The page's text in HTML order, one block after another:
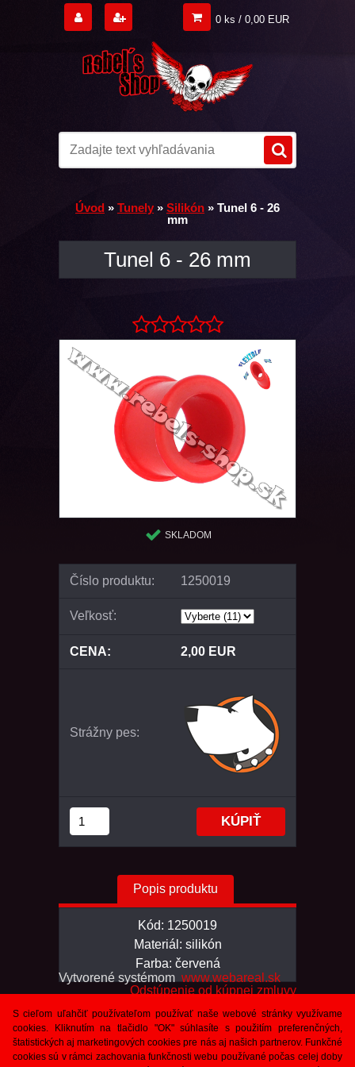
S cieľom uľahčiť používateľom používať naše webové stránky využívame
cookies. Kliknutím na tlačidlo "OK" súhlasíte s použitím preferenčných,
štatistických aj marketingových cookies pre nás aj našich partnerov. Funkčné
cookies sú v rámci zachovania funkčnosti webu používané počas celej doby
0 ks / 0,00 EUR
Úvod » Tunely » Silikón » Tunel 6 - 26
mm
Tunel 6 - 26 mm
SKLADOM
Číslo produktu: 1250019
Veľkosť:
CENA: 2,00 EUR
Strážny pes:
Popis produktu
Kód: 1250019
Materiál: silikón
Farba: červená
Vytvorené systémom www.webareal.sk
Odstúpenie od kúpnej zmluvy